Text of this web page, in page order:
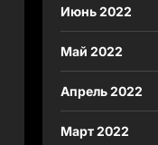
Июнь 2022
Май 2022
Апрель 2022
Март 2022